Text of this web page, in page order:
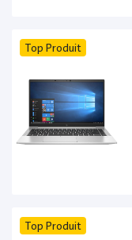
Top Produit
Top Produit